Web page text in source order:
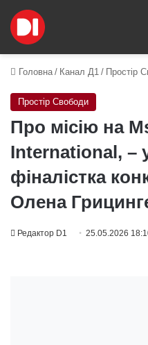
Головна / Канал Д1 / Простір
Простір Свободи
Про місію на
International, –
фіналістка
Олена
Редактор D1 25.05.2026